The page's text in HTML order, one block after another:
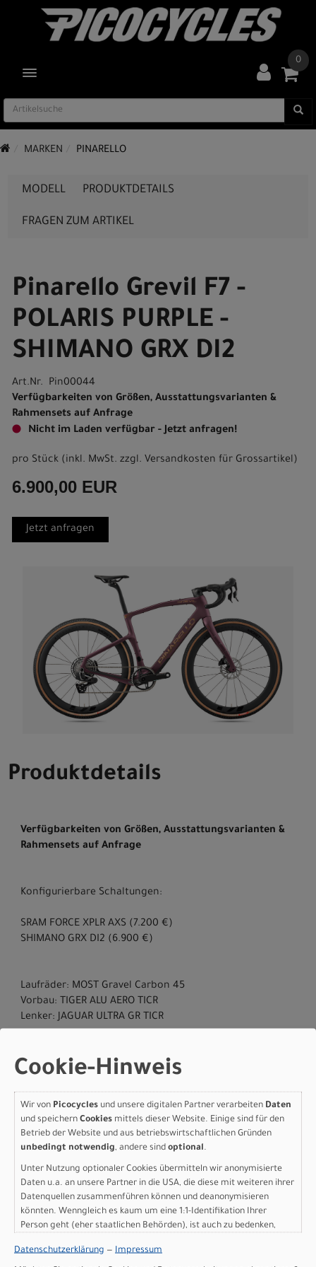
TOGGLE NAVIGATION
0
MARKEN PINARELLO
MODELL PRODUKTDETAILS
FRAGEN ZUM ARTIKEL
Pinarello Grevil F7 -
POLARIS PURPLE -
SHIMANO GRX DI2
Art.Nr. Pin00044
Verfügbarkeiten von Größen, Ausstattungsvarianten &
Rahmensets auf Anfrage
Nicht im Laden verfügbar - Jetzt anfragen!
pro Stück (inkl. MwSt. zzgl. Versandkosten für Grossartikel)
6.900,00 EUR
Jetzt anfragen
Produktdetails
Verfügbarkeiten von Größen, Ausstattungsvarianten &
Rahmensets auf Anfrage
Konfigurierbare Schaltungen:
SRAM FORCE XPLR AXS (7.200 €)
SHIMANO GRX DI2 (6.900 €)
Laufräder: MOST Gravel Carbon 45
Vorbau: TIGER ALU AERO TICR
Lenker: JAGUAR ULTRA GR TICR
Herstellerdaten gem. GPSR
Marke Pinarello:Cicli Pinarello S.r.l.
Viale della Repubblica,12
+39 0422420877
Cookie-Hinweis
Wir von Picocycles und unsere digitalen Partner verarbeiten Daten
und speichern Cookies mittels dieser Website. Einige sind für den
Betrieb der Website und aus betriebswirtschaftlichen Gründen
unbedingt notwendig, andere sind optional.
Unter Nutzung optionaler Cookies übermitteln wir anonymisierte
Daten u.a. an unsere Partner in die USA, die diese mit weiteren ihrer
Datenquellen zusammenführen können und deanonymisieren
könnten. Wenngleich es kaum um eine 1:1-Identifikation Ihrer
Person geht (eher staatlichen Behörden), ist auch zu bedenken,
sind wie bei uns in der Europäischen Union.
Datenschutzerklärung — Impressum